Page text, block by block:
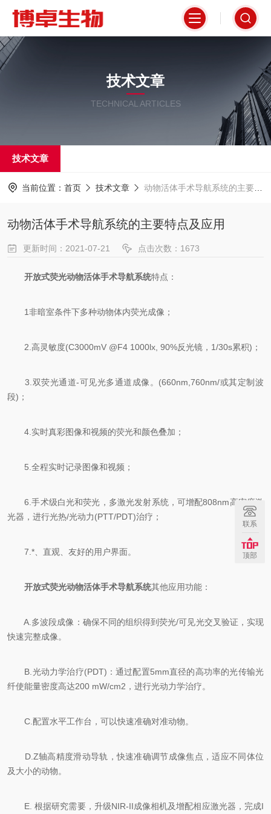
技术文章
TECHNICAL ARTICLES
技术文章
当前位置： 首页 技术文章 动物活体手术导航系统的主要特点及应用
动物活体手术导航系统的主要特点及应用
更新时间：2021-07-21 点击次数：1673
开放式荧光动物活体手术导航系统特点：
1非暗室条件下多种动物体内荧光成像；
2.高灵敏度(C3000mV @F4 1000lx, 90%反光镜，1/30s累积)；
3.双荧光通道-可见光多通道成像。(660nm,760nm/或其定制波
段)；
4.实时真彩图像和视频的荧光和颜色叠加；
5.全程实时记录图像和视频；
6.手术级白光和荧光，多激光发射系统，可增配808nm高密度激
光器，进行光热/光动力(PTT/PDT)治疗；
7.*、直观、友好的用户界面。
开放式荧光动物活体手术导航系统其他应用功能：
A.多波段成像：确保不同的组织得到荧光/可见光交叉验证，实现
快速完整成像。
B.光动力学治疗(PDT)：通过配置5mm直径的高功率的光传输光
纤使能量密度高达200 mW/cm2，进行光动力学治疗。
C.配置水平工作台，可以快速准确对准动物。
D.Z轴高精度滑动导轨，快速准确调节成像焦点，适应不同体位
及大小的动物。
E. 根据研究需要，升级NIR-II成像相机及增配相应激光器，完成I
联系
顶部